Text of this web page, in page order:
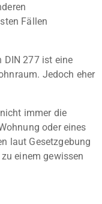
Fällen
DIN 277 ist eine
Jedoch eher
immer die
oder eines
laut Gesetzgebung
einem gewissen